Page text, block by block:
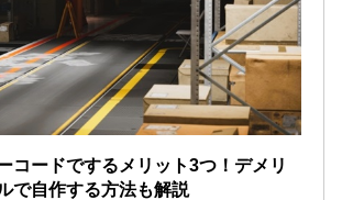
コードでするメリット3つ！デメリ
で自作する方法も解説